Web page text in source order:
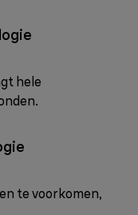
hele
te voorkomen,